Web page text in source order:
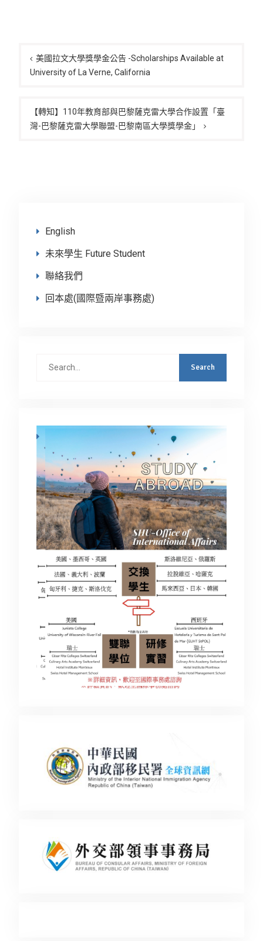
章
導
美國拉文大學獎學金公告 -Scholarships Available at
University of La Verne, California
【轉知】110年教育部與巴黎薩克雷大學合作設置「臺
灣-巴黎薩克雷大學聯盟-巴黎南區大學獎學金」
English
未來學生 Future Student
聯絡我們
回本處(國際暨兩岸事務處)